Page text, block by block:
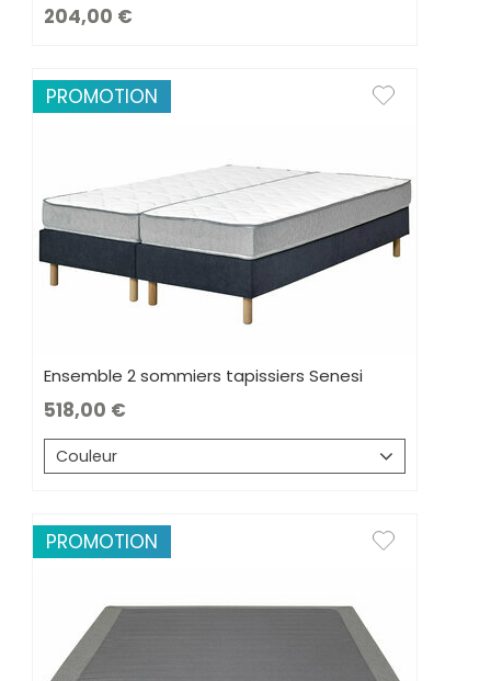
204,00
PROMOTION
Ensemble 2 sommiers tapissiers Senesi
518,00
Couleur
PROMOTION